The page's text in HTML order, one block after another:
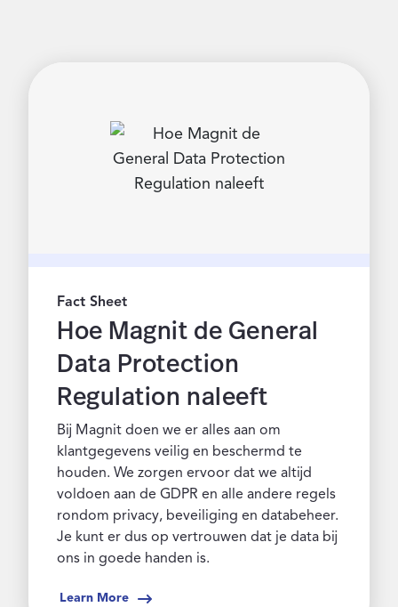
Fact Sheet
Hoe Magnit de General
Data Protection
Regulation naleeft
Bij Magnit doen we er alles aan om
klantgegevens veilig en beschermd te
houden. We zorgen ervoor dat we altijd
voldoen aan de GDPR en alle andere regels
rondom privacy, beveiliging en databeheer.
Je kunt er dus op vertrouwen dat je data bij
ons in goede handen is.
Learn More